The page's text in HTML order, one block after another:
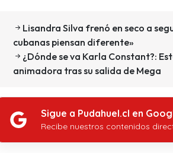
Lisandra Silva frenó en seco a
cubanas piensan diferente»
¿Dónde se va Karla Constant?:
animadora tras su salida de Mega
Sigue a Pudahuel.cl en
Recibe nuestros contenidos